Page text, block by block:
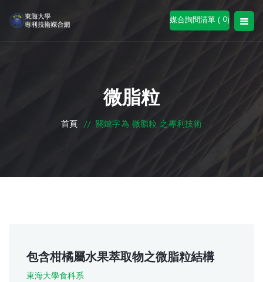
媒合詢問清單 ( 0)
微脂粒
首頁 // 關鍵字為 微脂粒 之專利技術
包含柑橘屬水果萃取物之微脂粒結構
東海大學食科系